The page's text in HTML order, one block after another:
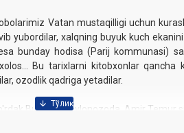
Vatan mustaqilligi uchun
yubordilar, xalqning buyuk kuch
bunday hodisa (Parij kommunasi)
Bu tarixlarni kitobxonlar qanchа
ozodlik qadriga yetadilar.
Buxoriy, Mavlonozoda, Amir Temur
marta Sohibqiron Amir Temurning